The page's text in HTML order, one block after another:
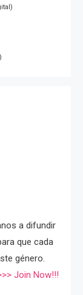
a difundir
que cada
género.
Join Now!!!